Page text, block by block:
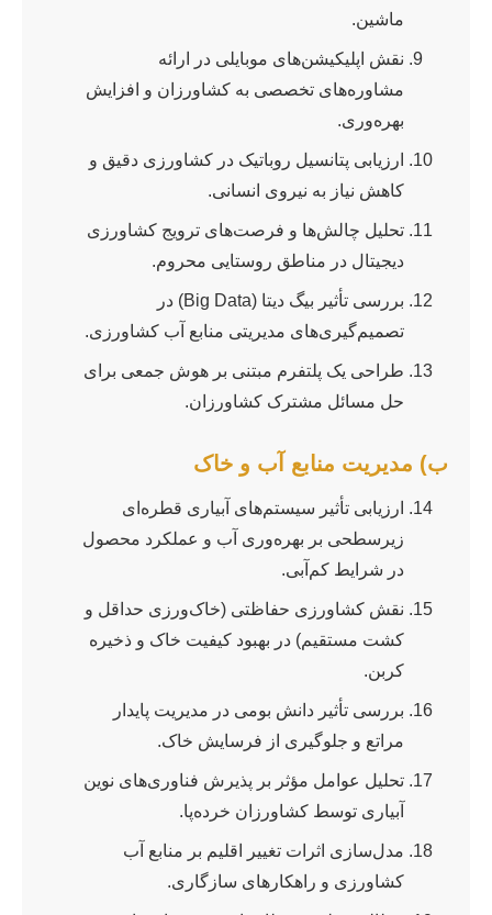
ماشین.
نقش اپلیکیشن‌های موبایلی در ارائه
مشاوره‌های تخصصی به کشاورزان و افزایش
بهره‌وری.
ارزیابی پتانسیل روباتیک در کشاورزی دقیق و
کاهش نیاز به نیروی انسانی.
تحلیل چالش‌ها و فرصت‌های ترویج کشاورزی
دیجیتال در مناطق روستایی محروم.
بررسی تأثیر بیگ دیتا (Big Data) در
تصمیم‌گیری‌های مدیریتی منابع آب کشاورزی.
طراحی یک پلتفرم مبتنی بر هوش جمعی برای
حل مسائل مشترک کشاورزان.
ب) مدیریت منابع آب و خاک
ارزیابی تأثیر سیستم‌های آبیاری قطره‌ای
زیرسطحی بر بهره‌وری آب و عملکرد محصول
در شرایط کم‌آبی.
نقش کشاورزی حفاظتی (خاک‌ورزی حداقل و
کشت مستقیم) در بهبود کیفیت خاک و ذخیره
کربن.
بررسی تأثیر دانش بومی در مدیریت پایدار
مراتع و جلوگیری از فرسایش خاک.
تحلیل عوامل مؤثر بر پذیرش فناوری‌های نوین
آبیاری توسط کشاورزان خرده‌پا.
مدل‌سازی اثرات تغییر اقلیم بر منابع آب
کشاورزی و راهکارهای سازگاری.